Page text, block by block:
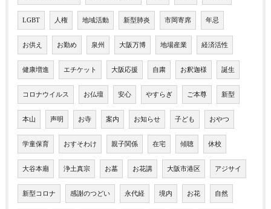
LGBT 人権 地域活動 新型肺炎 市岡寄席 年忌
お供え お勤め 泉州 大阪万博 地場産業 経済活性
健康増進 エチケット 大阪応援 自粛 お釈迦様 誕生
コロナウイルス お仏壇 安心 やすらぎ ご本尊 新型
本山 声明 お寺 案内 お知らせ 子ども おやつ
学童保育 おすそわけ 親子関係 在宅 傾聴 休校
大谷本廟 浄土真宗 お墓 お花講 大阪市港区 アジサイ
新型コロナ 感謝のつどい 永代経 境内 お花 自然